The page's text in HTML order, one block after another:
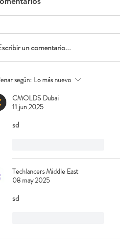
Unos 850.000 virus
causar pandemias si no
dejamos de explotar la
naturaleza
un comentario...
según: Lo más nuevo
CMOLDS Dubai
11 jun 2025
sd
Techlancers Middle East
08 may 2025
sd